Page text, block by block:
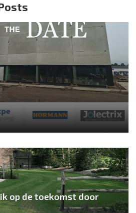
op de toekomst door